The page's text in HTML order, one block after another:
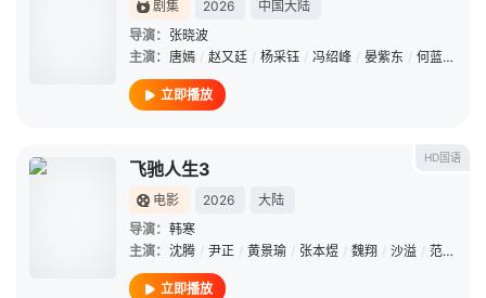
剧集 2026
中国大陆
导演： 张晓波
主演： 唐嫣 / 赵又廷 / 杨采钰 / 冯绍峰 / 晏紫东 / 何蓝逗
立即播放
HD国语
飞驰人生3
电影 2026
大陆
导演： 韩寒
主演： 沈腾 / 尹正 / 黄景瑜 / 张本煜 / 魏翔 / 沙溢 / 范丞丞
立即播放